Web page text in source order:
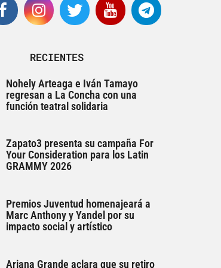
RECIENTES
Nohely Arteaga e Iván Tamayo
regresan a La Concha con una
función teatral solidaria
Zapato3 presenta su campaña For
Your Consideration para los Latin
GRAMMY 2026
Premios Juventud homenajeará a
Marc Anthony y Yandel por su
impacto social y artístico
Ariana Grande aclara que su retiro